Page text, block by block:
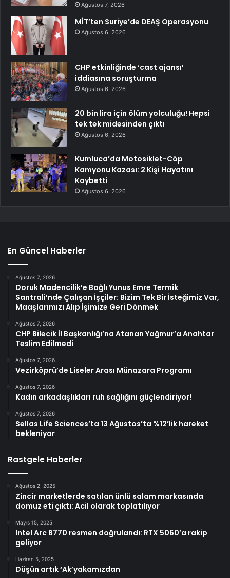
Ağustos 7, 2026
MİT’ten Suriye’de DEAŞ Operasyonu
Ağustos 6, 2026
CHP etkinliğinde ‘cast ajansı’
iddiasına soruşturma
Ağustos 6, 2026
20 bin lira için ölüm yolculuğu! Hepsi
tek tek midesinden çıktı
Ağustos 6, 2026
Kumluca’da Motosiklet-Cöp
Kamyonu Kazası: 2 Kişi Hayatını
Kaybetti
Ağustos 6, 2026
En Güncel Haberler
Ağustos 7, 2026
Doruk Madencilik’e Bağlı Yunus Emre Termik
Santrali’nde Çalışan İşçiler: Bizim Tek Bir İsteğimiz Var,
Maaşlarımızı Alıp İşimize Geri Dönmek
Ağustos 7, 2026
CHP Bilecik İl Başkanlığı’na Atanan Yağmur’a Anahtar
Teslim Edilmedi
Ağustos 7, 2026
Vezirköprü’de Liseler Arası Münazara Programı
Ağustos 7, 2026
Kadın arkadaşlıkları ruh sağlığını güçlendiriyor!
Ağustos 7, 2026
Sellas Life Sciences’ta 13 Ağustos’ta %12’lik hareket
bekleniyor
Rastgele Haberler
Ağustos 2, 2025
Zincir marketlerde satılan ünlü salam markasında
domuz eti çıktı: Acil olarak toplatılıyor
Mayıs 15, 2025
Intel Arc B770 resmen doğrulandı: RTX 5060’a rakip
geliyor
Haziran 5, 2025
Düşün artık ‘Ak’yakamızdan